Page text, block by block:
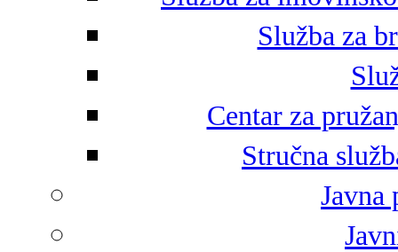
Služba za
Centar za
Stručna
Javna